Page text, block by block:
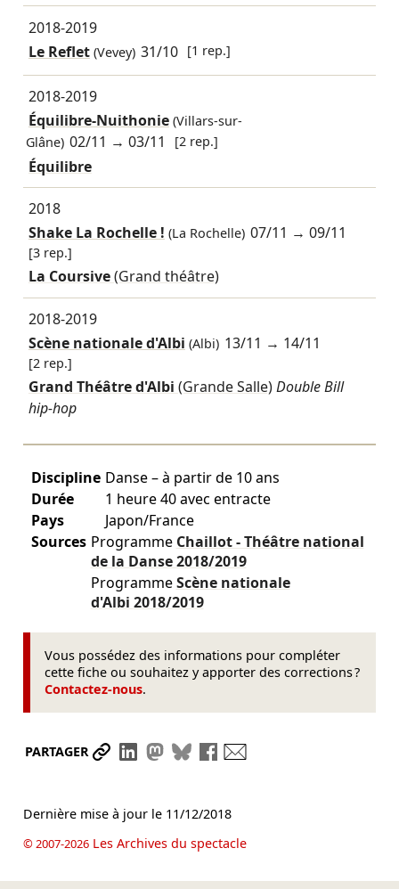
2018-2019
Le Reflet(Vevey) 31/10 [1 rep.]
2018-2019
Équilibre-Nuithonie(Villars-sur-
Glâne) 02/11 →03/11 [2 rep.]
Équilibre
2018
Shake La Rochelle ! (La Rochelle) 07/11 →09/11
[3 rep.]
La Coursive(Grand théâtre)
2018-2019
Scène nationale d'Albi (Albi) 13/11 → 14/11
[2 rep.]
Grand Théâtre d'Albi (Grande Salle)Double Bill
hip-hop
Discipline Danse – à partir de 10 ans
Durée
1 heure 40 avec entracte
Pays
Japon/France
Sources Programme Chaillot - Théâtre national
de la Danse2018/2019
ProgrammeScène nationale
d'Albi 2018/2019
Vous possédez des informations pour compléter
cette fiche ou souhaitez y apporter des corrections ?
Contactez-nous.
PARTAGER Partager le lien
Partager sur LinkedIn
Partager sur Mastodon
Partager sur Bluesky
Partager sur Facebook
Dernière mise à jour le 11/12/2018
© 2007-2026Les Archives du spectacle